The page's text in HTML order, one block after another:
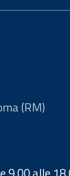
(RM)